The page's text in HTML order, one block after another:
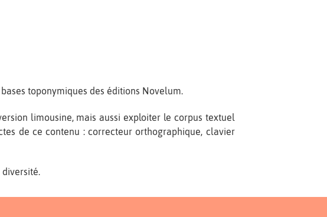
toponymiques des éditions Novelum.
limousine, mais aussi exploiter le corpus textuel
de ce contenu : correcteur orthographique, clavier